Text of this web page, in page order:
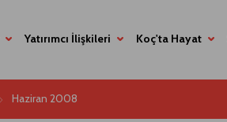
Yatırımcı İlişkileri Koç'ta Hayat
Haziran 2008